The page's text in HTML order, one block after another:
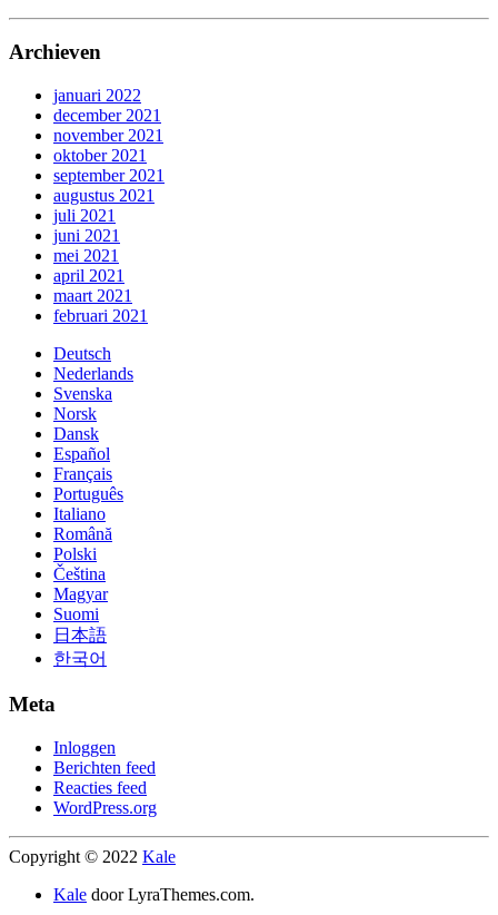
Archieven
januari 2022
december 2021
november 2021
oktober 2021
september 2021
augustus 2021
juli 2021
juni 2021
mei 2021
april 2021
maart 2021
februari 2021
Deutsch
Nederlands
Svenska
Norsk
Dansk
Español
Français
Português
Italiano
Română
Polski
Čeština
Magyar
Suomi
日本語
한국어
Meta
Inloggen
Berichten feed
Reacties feed
WordPress.org
Copyright © 2022 Kale
Kale door LyraThemes.com.